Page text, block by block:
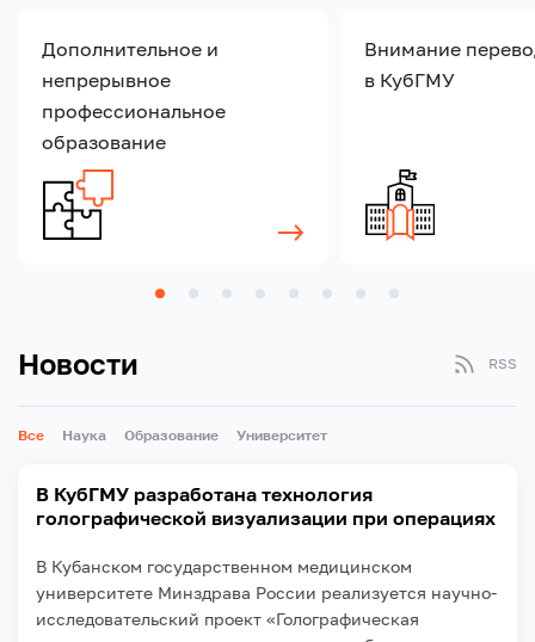
Дополнительное и
непрерывное
профессиональное
образование
Внимание
в КубГМУ
Новости RSS
Все Наука Образование Университет
В КубГМУ разработана технология
голографической визуализации при операциях
В Кубанском государственном медицинском
университете Минздрава России реализуется научно-
исследовательский проект «Голографическая